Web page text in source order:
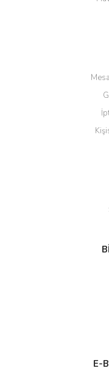
Ürün bilgilerinde
Ürün fiyatı diğer
Bu ürüne benzer
E-